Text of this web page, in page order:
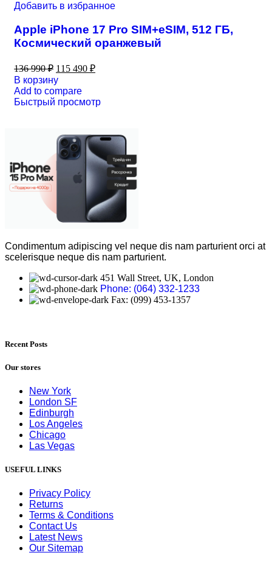
Добавить в избранное
Apple iPhone 17 Pro SIM+eSIM, 512 ГБ,
Космический оранжевый
136 990₽ 115 490 ₽
В корзину
Add to compare
Быстрый просмотр
Condimentum adipiscing vel neque dis nam parturient orci at
scelerisque neque dis nam parturient.
451 Wall Street, UK, London
Phone: (064) 332-1233
Fax: (099) 453-1357
Recent Posts
Our stores
New York
London SF
Edinburgh
Los Angeles
Chicago
Las Vegas
USEFUL LINKS
Privacy Policy
Returns
Terms & Conditions
Contact Us
Latest News
Our Sitemap